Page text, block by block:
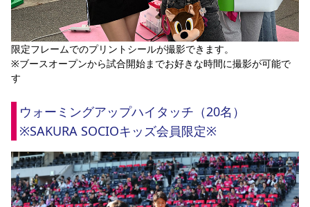
限定フレームでのプリントシールが撮影できます。
※ブースオープンから試合開始までお好きな時間に撮影が可能で
す
ウォーミングアップハイタッチ（20名）
※SAKURA SOCIOキッズ会員限定※